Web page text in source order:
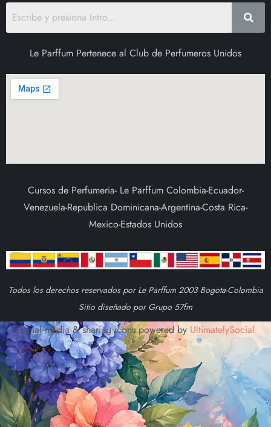
Le Parffum Pertenece al Club de Perfumeros Unidos
Cursos de Perfumeria- Le Parffum Colombia-Ecuador-
Venezuela-Republica Dominicana-Argentina-Costa Rica-
Mexico-Estados Unidos
Todos los derechos reservados por Le Parffum 2003 Bogota-Colombia
Sitio diseñado por Grupo 57fm
Social media & sharing icons powered by UltimatelySocial